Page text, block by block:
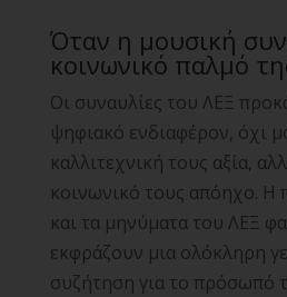
Όταν η μουσική
κοινωνικό παλμό
Οι συναυλίες του ΛΕΞ
ψηφιακό ενδιαφέρον, όχι
καλλιτεχνική τους αξία,
κοινωνικό τους απόηχο. Η
και τα μηνύματα του ΛΕΞ
εκφράζουν μια ολόκληρη
συζήτηση για το πρόσωπό